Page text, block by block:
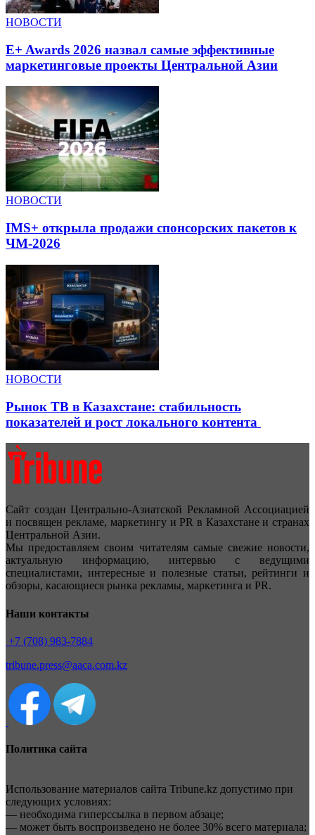
НОВОСТИ
E+ Awards 2026 назвал самые эффективные
маркетинговые проекты Центральной Азии
НОВОСТИ
IMS+ открыла продажи спонсорских пакетов к
ЧМ-2026
НОВОСТИ
Рынок ТВ в Казахстане: стабильность
показателей и рост локального контента
Сайт создан Центрально-Азиатской Рекламной Ассоциацией
и посвящен рекламе, маркетингу и PR в Казахстане и странах
Центральной Азии.
Мы предоставляем своим читателям самые свежие новости,
актуальную информацию, интервью с ведущими
специалистами, интересные и полезные статьи, рейтинги и
обзоры, касающиеся рынка рекламы, маркетинга и PR.
Наши контакты
+7 (708) 983-7884
tribune.press@aaca.com.kz
Политика сайта
Использование материалов сайта Tribune.kz допустимо при
следующих условиях:
— необходима гиперссылка в первом абзаце;
— может быть воспроизведено не более 30% всего материала;